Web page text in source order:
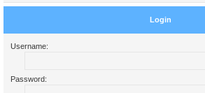
Login
Username:
Password: